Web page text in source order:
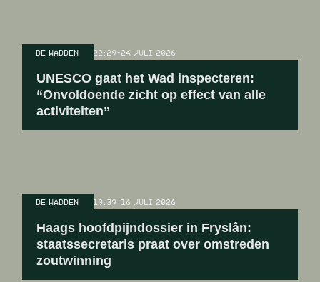
DE WADDEN 22:29-24 JULI 2026
UNESCO gaat het Wad inspecteren:
“Onvoldoende zicht op effect van alle
activiteiten”
DE WADDEN 19:39-16 JULI 2026
Haags hoofdpijndossier in Fryslân:
staatssecretaris praat over omstreden
zoutwinning